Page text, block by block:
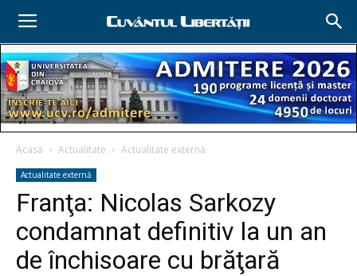
Acasă Actualitate Actualitate externă
Actualitate externă
Franţa: Nicolas Sarkozy
condamnat definitiv la un an
de închisoare cu brăţară